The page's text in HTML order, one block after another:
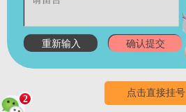
点击直接挂号
2